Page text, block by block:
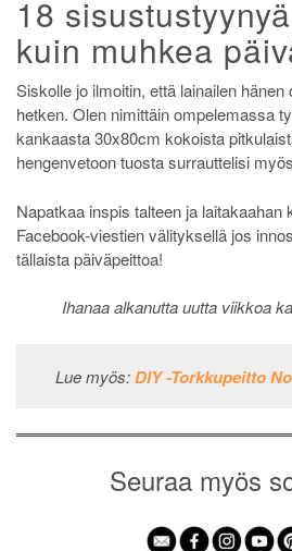
18
kuin muhkea
Siskolle jo ilmoitin, että lainailen
hetken. Olen nimittäin ompelemassa
kankaasta 30x80cm kokoista
hengenvetoon tuosta surrauttelisi
Napatkaa inspis talteen ja laitakaahan
Facebook-viestien välityksellä jos
tällaista päiväpeittoa!
Ihanaa alkanutta uutta viikkoa
Lue myös:DIY -Torkkupeitto
Seuraa myös